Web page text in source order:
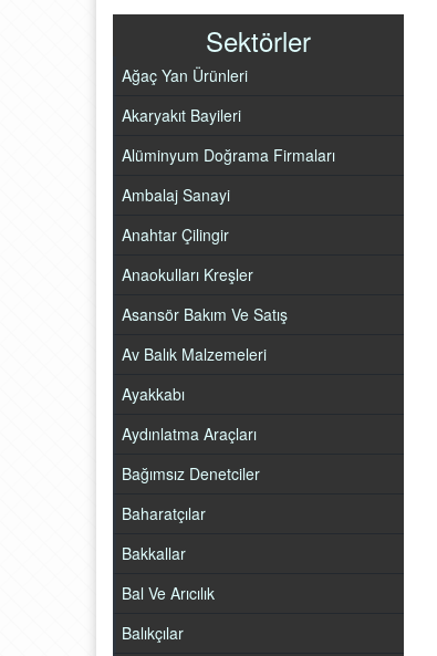
Sektörler
Ağaç Yan Ürünleri
Akaryakıt Bayileri
Alüminyum Doğrama Firmaları
Ambalaj Sanayi
Anahtar Çilingir
Anaokulları Kreşler
Asansör Bakım Ve Satış
Av Balık Malzemeleri
Ayakkabı
Aydınlatma Araçları
Bağımsız Denetciler
Baharatçılar
Bakkallar
Bal Ve Arıcılık
Balıkçılar